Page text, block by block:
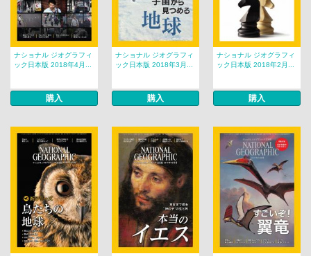
ナショナル ジオグラフィ
ック日本版 2018年4月...
購入
ナショナル ジオグラフィ
ック日本版 2018年3月...
購入
ナショナル ジオグラフィ
ック日本版 2018年2月...
購入